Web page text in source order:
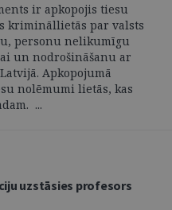
ir apkopojis tiesu
krimināllietās par valsts
personu nelikumīgu
un nodrošināšanu ar
Apkopojumā
nolēmumi lietās, kas
...
uzstāsies profesors